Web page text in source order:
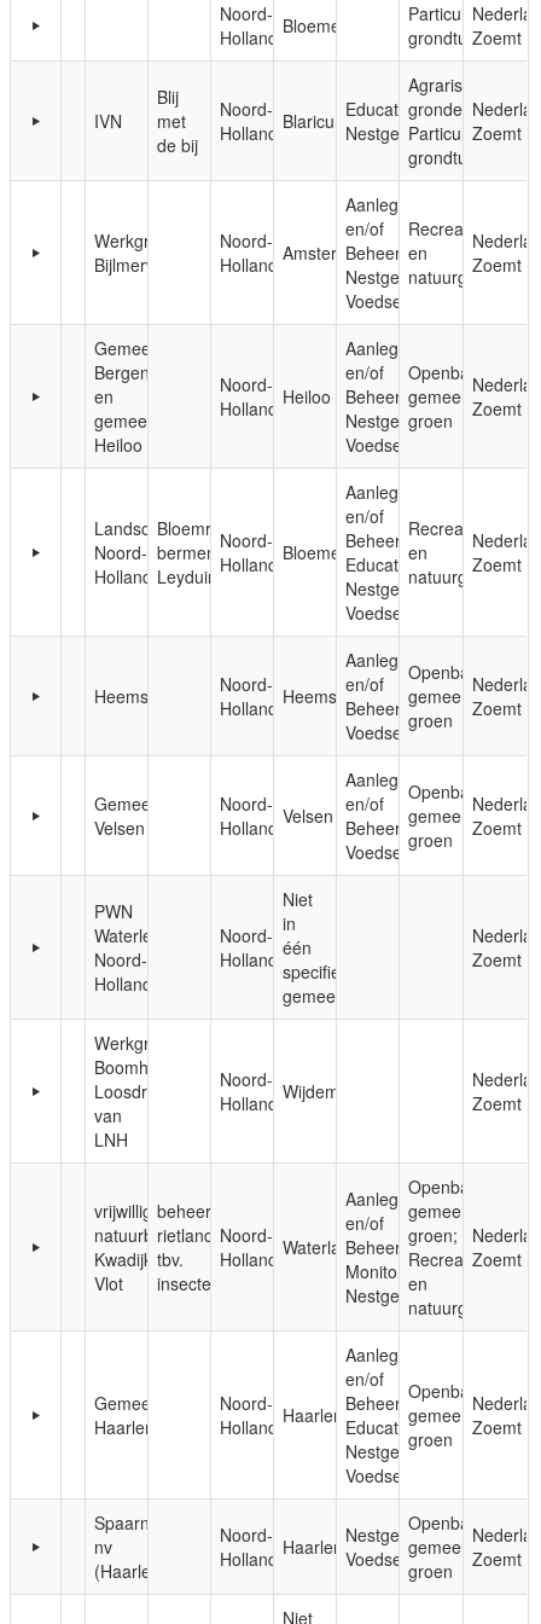
Noord-
Holland Bloemendaal
Particuliere
grondtuinen
Zoemt
IVN
Blij
met
de bij
Noord-
Holland BlaricumEducatie;
Nestgelegenheid
Agrarische
gronden;
Particuliere
grondtuinen
Zoemt
Werkgroep
Bijlmerweide
Noord-
Holland Amsterdam
Aanleg
en/of
Beheer;
Nestgelegenheid;
Voedsel
Recreatie-
en
natuurgebieden
Zoemt
Gemeente
Bergen
en
gemeente
Heiloo
Noord-
Holland Heiloo
Aanleg
en/of
Beheer;
Nestgelegenheid;
Voedsel
Openbaar,
gemeentelijk
groen
Zoemt
Landschap
Noord-
Holland
Bloemrijke
bermen
Leyduin
Noord-
Holland Bloemendaal
Aanleg
en/of
Beheer;
Educatie;
Nestgelegenheid;
Voedsel
Recreatie-
en
natuurgebieden
Zoemt
Heemskerk
Noord-
Holland Heemskerk
Aanleg
en/of
Beheer;
Voedsel
Openbaar,
gemeentelijk
groen
Zoemt
Gemeente
Velsen
Noord-
Holland Velsen
Aanleg
en/of
Beheer;
Voedsel
Openbaar,
gemeentelijk
groen
Zoemt
PWN
Waterleidingbedrijf
Noord-
Holland
Noord-
Holland
Niet
in
één
specifieke
gemeente
Zoemt
Werkgroep
Boomhoek
Loosdrecht
van
LNH
Noord-
Holland Wijdemeren
Zoemt
vrijwilliger
natuurbeheer
Kwadijkse
Vlot
beheer
rietlanden
tbv.
insecten
Noord-
Holland Waterland
Aanleg
en/of
Beheer;
Monitoring;
Nestgelegenheid
Openbaar,
gemeentelijk
groen;
Recreatie-
en
natuurgebieden
Zoemt
Gemeente
Haarlem
Noord-
Holland Haarlem
Aanleg
en/of
Beheer;
Educatie;
Nestgelegenheid;
Voedsel
Openbaar,
gemeentelijk
groen
Zoemt
Spaarnelanden
nv
(Haarlem)
Noord-
Holland HaarlemNestgelegenheid;
Voedsel
Openbaar,
gemeentelijk
groen
Zoemt
Niet